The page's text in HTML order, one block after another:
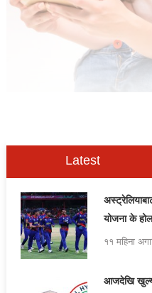
Latest
योजना के
११ महिना
आजदेखि